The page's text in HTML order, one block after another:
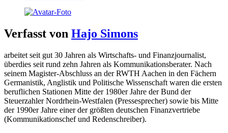
Verfasst von Hajo Simons
arbeitet seit gut 30 Jahren als Wirtschafts- und Finanzjournalist,
überdies seit rund zehn Jahren als Kommunikationsberater. Nach
seinem Magister-Abschluss an der RWTH Aachen in den Fächern
Germanistik, Anglistik und Politische Wissenschaft waren die ersten
beruflichen Stationen Mitte der 1980er Jahre der Bund der
Steuerzahler Nordrhein-Westfalen (Pressesprecher) sowie bis Mitte
der 1990er Jahre einer der größten deutschen Finanzvertriebe
(Kommunikationschef und Redenschreiber).